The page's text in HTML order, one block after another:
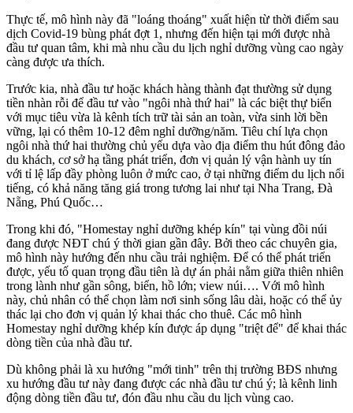
Thực tế, mô hình này đã "loáng thoáng" xuất hiện từ thời điểm sau
dịch Covid-19 bùng phát đợt 1, nhưng đến hiện tại mới được nhà
đầu tư quan tâm, khi mà nhu cầu du lịch nghỉ dưỡng vùng cao ngày
càng được ưa thích.
Trước kia, nhà đầu tư hoặc khách hàng thành đạt thường sử dụng
tiền nhàn rỗi để đầu tư vào "ngôi nhà thứ hai" là các biệt thự biển
với mục tiêu vừa là kênh tích trữ tài sản an toàn, vừa sinh lời bền
vững, lại có thêm 10-12 đêm nghỉ dưỡng/năm. Tiêu chí lựa chọn
ngôi nhà thứ hai thường chủ yếu dựa vào địa điểm thu hút đông đảo
du khách, cơ sở hạ tầng phát triển, đơn vị quản lý vận hành uy tín
với tỉ lệ lấp đầy phòng luôn ở mức cao, ở tại những điểm du lịch nổi
tiếng, có khả năng tăng giá trong tương lai như tại Nha Trang, Đà
Nẵng, Phú Quốc…
Trong khi đó, "Homestay nghỉ dưỡng khép kín" tại vùng đồi núi
đang được NĐT chú ý thời gian gần đây. Bởi theo các chuyên gia,
mô hình này hướng đến nhu cầu trải nghiệm. Để có thể phát triển
được, yếu tố quan trọng đầu tiên là dự án phải nằm giữa thiên nhiên
trong lành như gần sông, biển, hồ lớn; view núi…. Với mô hình
này, chủ nhân có thể chọn làm nơi sinh sống lâu dài, hoặc có thể ủy
thác lại cho đơn vị quản lý khai thác cho thuê. Các mô hình
Homestay nghỉ dưỡng khép kín được áp dụng "triệt để" để khai thác
dòng tiền của nhà đầu tư.
Dù không phải là xu hướng "mới tinh" trên thị trường BĐS nhưng
xu hướng đầu tư này đang được các nhà đầu tư chú ý; là kênh linh
động dòng tiền đầu tư, đón đầu nhu cầu du lịch vùng cao.